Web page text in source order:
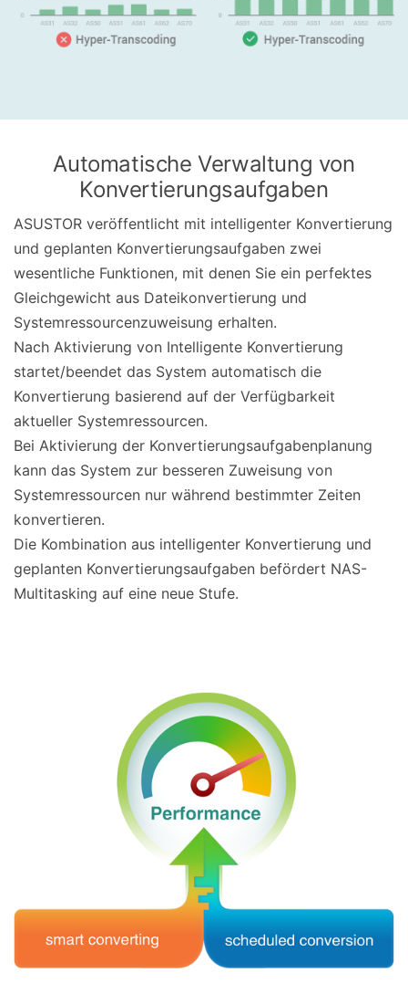
Automatische Verwaltung von
Konvertierungsaufgaben
ASUSTOR veröffentlicht mit intelligenter Konvertierung
und geplanten Konvertierungsaufgaben zwei
wesentliche Funktionen, mit denen Sie ein perfektes
Gleichgewicht aus Dateikonvertierung und
Systemressourcenzuweisung erhalten.
Nach Aktivierung von Intelligente Konvertierung
startet/beendet das System automatisch die
Konvertierung basierend auf der Verfügbarkeit
aktueller Systemressourcen.
Bei Aktivierung der Konvertierungsaufgabenplanung
kann das System zur besseren Zuweisung von
Systemressourcen nur während bestimmter Zeiten
konvertieren.
Die Kombination aus intelligenter Konvertierung und
geplanten Konvertierungsaufgaben befördert NAS-
Multitasking auf eine neue Stufe.